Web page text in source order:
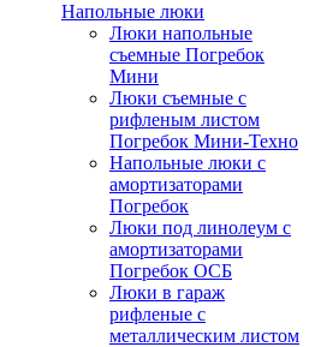
Напольные люки
Люки напольные
съемные Погребок
Мини
Люки съемные с
рифленым листом
Погребок Мини-Техно
Напольные люки с
амортизаторами
Погребок
Люки под линолеум с
амортизаторами
Погребок ОСБ
Люки в гараж
рифленые с
металлическим листом